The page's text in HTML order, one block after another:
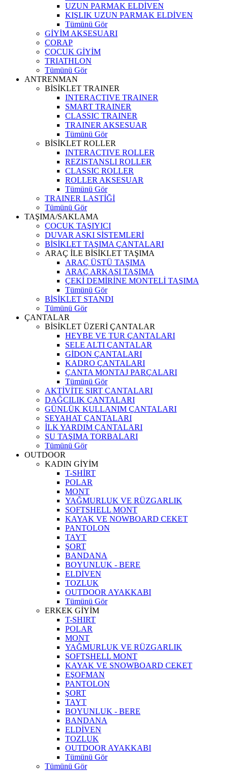
UZUN PARMAK ELDİVEN
KIŞLIK UZUN PARMAK ELDİVEN
Tümünü Gör
GİYİM AKSESUARI
ÇORAP
ÇOCUK GİYİM
TRIATHLON
Tümünü Gör
ANTRENMAN
BİSİKLET TRAINER
INTERACTIVE TRAINER
SMART TRAINER
CLASSIC TRAINER
TRAINER AKSESUAR
Tümünü Gör
BİSİKLET ROLLER
INTERACTIVE ROLLER
REZISTANSLI ROLLER
CLASSIC ROLLER
ROLLER AKSESUAR
Tümünü Gör
TRAINER LASTİĞİ
Tümünü Gör
TAŞIMA/SAKLAMA
ÇOCUK TAŞIYICI
DUVAR ASKI SİSTEMLERİ
BİSİKLET TAŞIMA ÇANTALARI
ARAÇ İLE BİSİKLET TAŞIMA
ARAÇ ÜSTÜ TAŞIMA
ARAÇ ARKASI TAŞIMA
ÇEKİ DEMİRİNE MONTELİ TAŞIMA
Tümünü Gör
BİSİKLET STANDI
Tümünü Gör
ÇANTALAR
BİSİKLET ÜZERİ ÇANTALAR
HEYBE VE TUR ÇANTALARI
SELE ALTI ÇANTALAR
GİDON ÇANTALARI
KADRO ÇANTALARI
ÇANTA MONTAJ PARÇALARI
Tümünü Gör
AKTİVİTE SIRT ÇANTALARI
DAĞCILIK ÇANTALARI
GÜNLÜK KULLANIM ÇANTALARI
SEYAHAT ÇANTALARI
İLK YARDIM ÇANTALARI
SU TAŞIMA TORBALARI
Tümünü Gör
OUTDOOR
KADIN GİYİM
T-SHİRT
POLAR
MONT
YAĞMURLUK VE RÜZGARLIK
SOFTSHELL MONT
KAYAK VE NOWBOARD CEKET
PANTOLON
TAYT
ŞORT
BANDANA
BOYUNLUK - BERE
ELDİVEN
TOZLUK
OUTDOOR AYAKKABI
Tümünü Gör
ERKEK GİYİM
T-SHIRT
POLAR
MONT
YAĞMURLUK VE RÜZGARLIK
SOFTSHELL MONT
KAYAK VE SNOWBOARD CEKET
EŞOFMAN
PANTOLON
ŞORT
TAYT
BOYUNLUK - BERE
BANDANA
ELDİVEN
TOZLUK
OUTDOOR AYAKKABI
Tümünü Gör
Tümünü Gör